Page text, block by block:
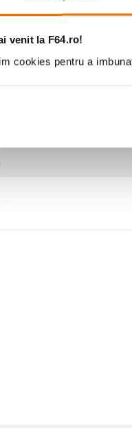
venit la F64.ro!
cookies pentru a
T* 2,8/21 ZM, Biogon T*